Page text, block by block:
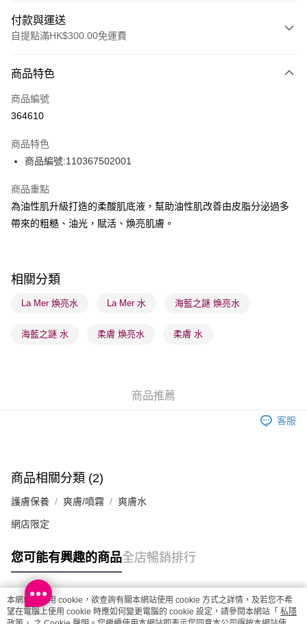
付款與運送
自提點滿HK$300.00免運費
信用卡
Apple Pay
PayMe
WeChat Pay
BoC Pay
每筆HK$65.00，滿HK$300.00或以上免運費
順豐站及營業點 - 確認發貨後1-3個工作天送達
每筆HK$65.00，滿HK$300.00或以上免運費
每筆HK$65.00，滿HK$300.00或以上免運費
(香港門市) 只顯示可選門市。確認發貨後2-5個工作天到店，3天內
(澳門門市) 只顯示可選門市。確認發貨後2-5個工作天到店，3天內
每筆HK$20.00，滿HK$100.00或以上免運費
商品特色
商品編號
364610
商品特色
商品編號:110367502001
商品重點
為油性肌升級打造的柔酸肌底液，幫助油性肌改善由皮脂分泌過多
帶來的粗糙、油光，賦活、煥亮肌膚。
相關分類
La Mer 煥亮水 La Mer 水 海藍之謎 煥亮水
海藍之謎 水 柔膚 煥亮水 柔膚 水
商品推薦
客服
商品相關分類 (2)
護膚保養 爽膚/噴霧 爽膚水
網店限定
您可能有興趣的商品全店暢銷排行
熱門標籤
本網站中使用 cookie，欲查詢有關本網站使用 cookie 方式之詳情，及若您不希
望在電腦上使用 cookie 時應如何變更電腦的 cookie 設定，請參閱本網站「 私隱